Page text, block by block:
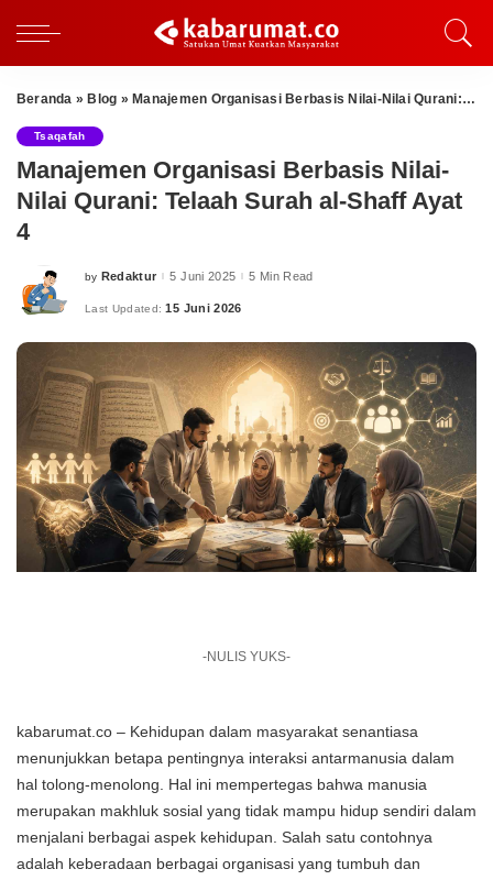
Beranda » Blog » Manajemen Organisasi Berbasis Nilai-Nilai Qurani: Telaah Surah al-Shaff Ayat 4
Tsaqafah
Manajemen Organisasi Berbasis Nilai-
Nilai Qurani: Telaah Surah al-Shaff Ayat
4
Posted
by Redaktur 5 Juni 2025 5 Min Read
Last Updated: 15 Juni 2026
-NULIS YUKS-
kabarumat.co – Kehidupan dalam masyarakat senantiasa
menunjukkan betapa pentingnya interaksi antarmanusia dalam
hal tolong-menolong. Hal ini mempertegas bahwa manusia
merupakan makhluk sosial yang tidak mampu hidup sendiri dalam
menjalani berbagai aspek kehidupan. Salah satu contohnya
adalah keberadaan berbagai organisasi yang tumbuh dan